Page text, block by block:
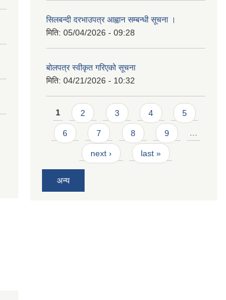
सिलबन्दी दरभाउपत्र आह्वान सम्बन्धी सूचना ।
मिति: 05/04/2026 - 09:28
बोलपत्र स्वीकृत गरिएको सूचना
मिति: 04/21/2026 - 10:32
Pages
1 2 3 4 5
6 7 8 9 …
next › last »
अन्य